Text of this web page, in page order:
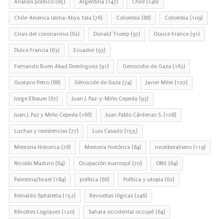
Análisis político (65) Argentina (147) Chile (146)
Chile-America latina-Abya Yala (76) Colombia (88) Colombia (109)
Crisis del coronavirus (62) Donald Trump (97) Douce France (91)
Dulce Francia (63) Ecuador (93)
Fernando Buen Abad Domínguez (91) Genocidio de Gaza (163)
Gustavo Petro (88) Génocide de Gaza (74) Javier Milei (107)
Jorge Elbaum (67) Juan J. Paz-y-Miño Cepeda (93)
Juan J. Paz y Miño Cepeda (166) Juan Pablo Cárdenas S. (108)
Luchas y resistencias (77) Luis Casado (155)
Memoria Historica (76) Memoria histórica (84) neoliberalismo (119)
Nicolás Maduro (64) Ocupación marroquí (70) ONU (64)
Palestina/Israel (184) política (66) Política y utopia (62)
Reinaldo Spitaletta (152) Revueltas lógicas (246)
Révoltes Logiques (120) Sahara occidental occupé (64)